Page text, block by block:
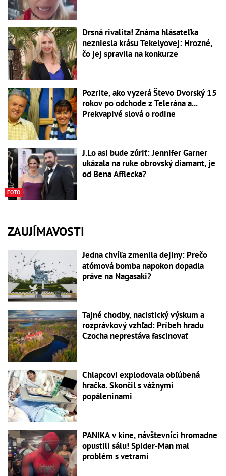
Drsná rivalita! Známa hlásateľka
nezniesla krásu Tekelyovej: Hrozné,
čo jej spravila na konkurze
Pozrite, ako vyzerá Števo Dvorský 15
rokov po odchode z Telerána a...
Prekvapivé slová o rodine
FOTO
J.Lo asi bude zúriť: Jennifer Garner
ukázala na ruke obrovský diamant, je
od Bena Afflecka?
ZAUJÍMAVOSTI
Jedna chvíľa zmenila dejiny: Prečo
atómová bomba napokon dopadla
práve na Nagasaki?
Tajné chodby, nacistický výskum a
rozprávkový vzhľad: Príbeh hradu
Czocha neprestáva fascinovať
Chlapcovi explodovala obľúbená
hračka. Skončil s vážnymi
popáleninami
PANIKA v kine, návštevníci hromadne
opustili sálu! Spider-Man mal
problém s vetrami